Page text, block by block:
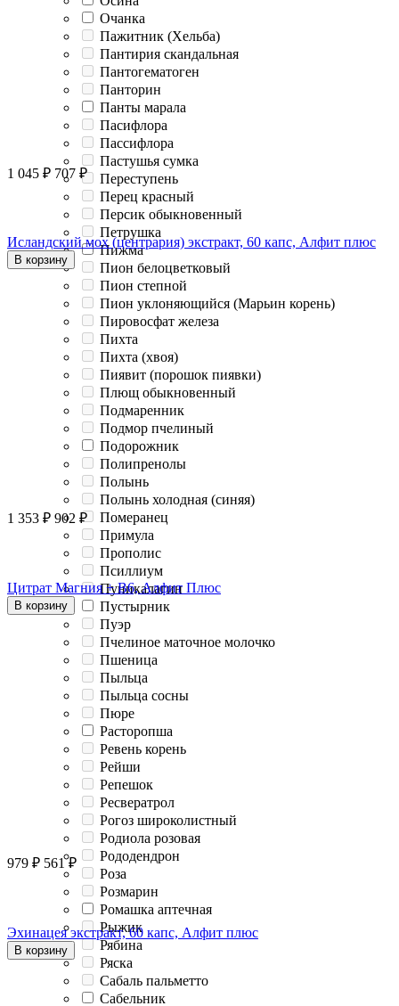
Очанка
Пажитник (Хельба)
Пантирия скандальная
Пантогематоген
Панторин
Панты марала
Пасифлора
Пассифлора
Пастушья сумка
Переступень
Перец красный
Персик обыкновенный
Петрушка
Пижма
Пион белоцветковый
Пион степной
Пион уклоняющийся (Марьин корень)
Пировосфат железа
Пихта
Пихта (хвоя)
Пиявит (порошок пиявки)
Плющ обыкновенный
Подмаренник
Подмор пчелиный
Подорожник
Полипренолы
Полынь
Полынь холодная (синяя)
Померанец
Примула
Прополис
Псиллиум
Пуникалагин
Пустырник
Пуэр
Пчелиное маточное молочко
Пшеница
Пыльца
Пыльца сосны
Пюре
Расторопша
Ревень корень
Рейши
Репешок
Ресвератрол
Рогоз широколистный
Родиола розовая
Рододендрон
Роза
Розмарин
Ромашка аптечная
Рыжик
Рябина
Ряска
Сабаль пальметто
Сабельник
1 045 ₽ 707 ₽
Исландский мох (центрария) экстракт, 60 капс, Алфит плюс
В корзину
1 353 ₽ 902 ₽
Цитрат Магния + В6, Алфит Плюс
В корзину
979 ₽ 561 ₽
Эхинацея экстракт, 60 капс, Алфит плюс
В корзину